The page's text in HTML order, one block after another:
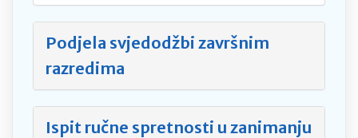
Podjela svjedodžbi završnim
razredima
Ispit ručne spretnosti u zanimanju